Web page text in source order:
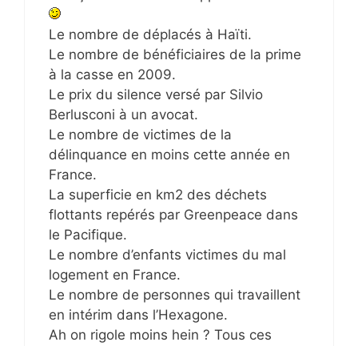
Le nombre de déplacés à Haïti.
Le nombre de bénéficiaires de la prime
à la casse en 2009.
Le prix du silence versé par Silvio
Berlusconi à un avocat.
Le nombre de victimes de la
délinquance en moins cette année en
France.
La superficie en km2 des déchets
flottants repérés par Greenpeace dans
le Pacifique.
Le nombre d’enfants victimes du mal
logement en France.
Le nombre de personnes qui travaillent
en intérim dans l’Hexagone.
Ah on rigole moins hein ? Tous ces